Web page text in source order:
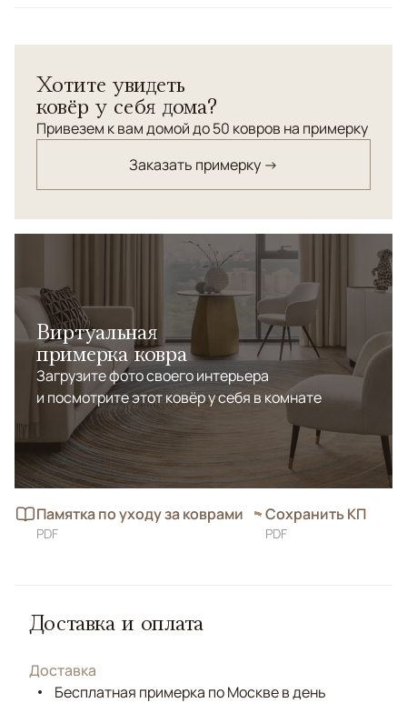
Хотите увидеть
ковёр у себя дома?
Привезем к вам домой до 50 ковров на примерку
Заказать примерку →
Виртуальная
примерка ковра
Загрузите фото своего интерьера
и посмотрите этот ковёр у себя в комнате
Памятка по уходу за коврами
PDF
Сохранить КП
PDF
Доставка и оплата
Доставка
Бесплатная примерка по Москве в день